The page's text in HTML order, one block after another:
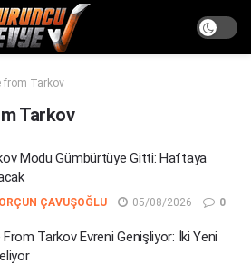
from Tarkov
Tarkov
Modu Gümbürtüye Gitti: Haftaya
ORÇUN ÇAVUŞOĞLU 05/08/2026 0
Tarkov Evreni Genişliyor: İki Yeni